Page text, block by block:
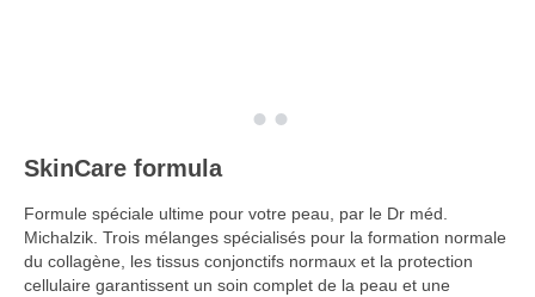
SkinCare formula
Formule spéciale ultime pour votre peau, par le Dr méd.
Michalzik. Trois mélanges spécialisés pour la formation normale
du collagène, les tissus conjonctifs normaux et la protection
cellulaire garantissent un soin complet de la peau et une